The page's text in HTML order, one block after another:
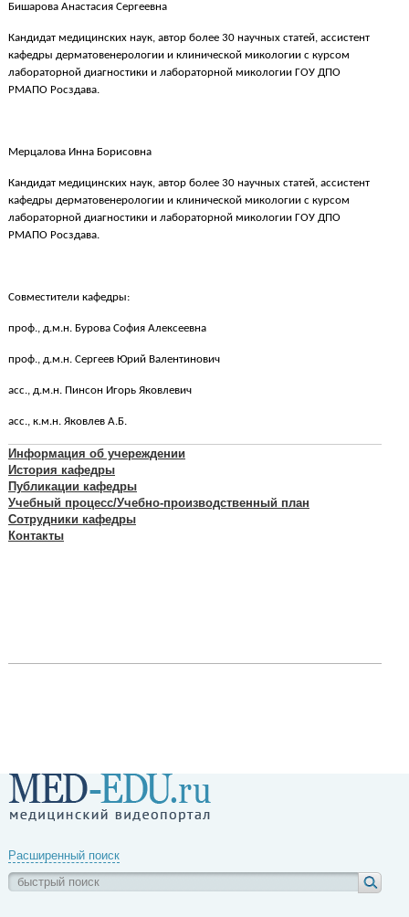
Бишарова Анастасия Сергеевна
Кандидат медицинских наук, автор более 30 научных статей, ассистент
кафедры дерматовенерологии и клинической микологии с курсом
лабораторной диагностики и лабораторной микологии ГОУ ДПО
РМАПО Росздава.
Мерцалова Инна Борисовна
Кандидат медицинских наук, автор более 30 научных статей, ассистент
кафедры дерматовенерологии и клинической микологии с курсом
лабораторной диагностики и лабораторной микологии ГОУ ДПО
РМАПО Росздава.
Совместители кафедры:
проф., д.м.н. Бурова София Алексеевна
проф., д.м.н. Сергеев Юрий Валентинович
асс., д.м.н. Пинсон Игорь Яковлевич
асс., к.м.н. Яковлев А.Б.
Информация об учереждении
История кафедры
Публикации кафедры
Учебный процесс/Учебно-производственный план
Сотрудники кафедры
Контакты
Расширенный поиск